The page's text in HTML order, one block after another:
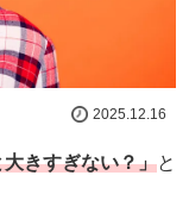
2025.12.16
きすぎない？」と